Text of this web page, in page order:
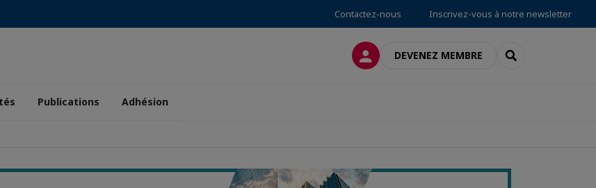
Contactez-nous Inscrivez-vous à notre newsletter
CONNEXIONDEVENEZ MEMBRE RECHERCHER
Publications Adhésion